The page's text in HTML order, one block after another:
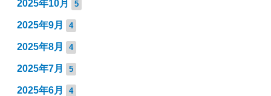
2025年10月 5
2025年9月 4
2025年8月 4
2025年7月 5
2025年6月 4